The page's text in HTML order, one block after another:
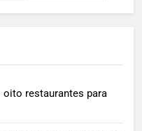
restaurantes para